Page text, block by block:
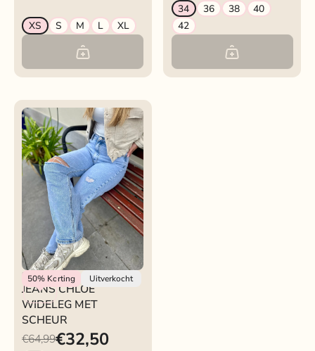
XS S M L XL
34 36 38
40
42
50% Korting Uitverkocht
Rokjeklokje
JEANS CHLOE
WIDELEG MET
SCHEUR
€64,99€32,50